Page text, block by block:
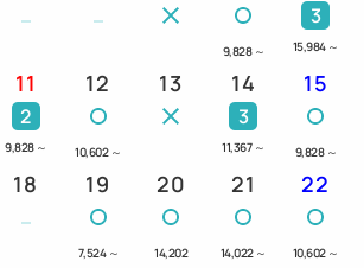
～23：00（※7：30前の出発不
役所内・徒歩1分）
9,828 ～
3
15,984 ～
11
2
9,828 ～
12
10,602 ～
13 14
3
11,367 ～
15
9,828 ～
18 19
7,524 ～
20
14,202
21
14,022 ～
22
10,602 ～